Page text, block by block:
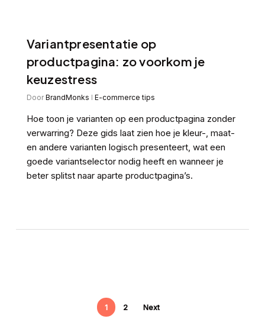
Variantpresentatie op
productpagina: zo voorkom je
keuzestress
Door BrandMonks E-commerce tips
Hoe toon je varianten op een productpagina zonder
verwarring? Deze gids laat zien hoe je kleur-, maat-
en andere varianten logisch presenteert, wat een
goede variantselector nodig heeft en wanneer je
beter splitst naar aparte productpagina’s.
1 2 Next